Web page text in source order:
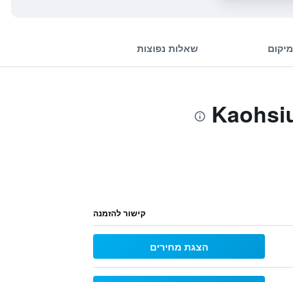
מיקום שאלות נפוצות
קישור להזמנה
הצגת מחירים